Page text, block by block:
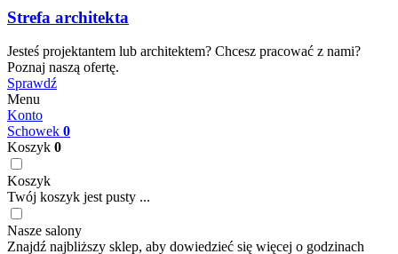
Strefa architekta
Jesteś projektantem lub architektem? Chcesz pracować z nami?
Poznaj naszą ofertę.
Sprawdź
Menu
Konto
Schowek 0
Koszyk 0
Koszyk
Twój koszyk jest pusty ...
Nasze salony
Znajdź najbliższy sklep, aby dowiedzieć się więcej o godzinach